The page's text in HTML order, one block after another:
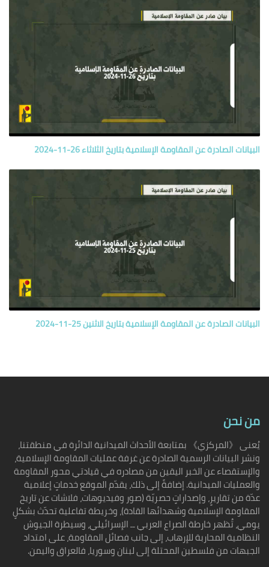
البيانات الصادرة عن المقاومة الإسلامية بتاريخ الثلاثاء 26-11-2024
البيانات الصادرة عن المقاومة الإسلامية بتاريخ الاثنين 25-11-2024
من نحن
يُعنى 《المركزي》 بمتابعة الأحداث الميدانية الدائرة في منطقتنا،
ونشر البيانات الرسمية الصادرة عن غرفة عمليات المقاومة الإسلامية،
والإستقصاء عن الخبر اليقين من مصادره في قيادتي محور المقاومة
والعمليات الميدانية. إضافةً إلى ذلك، يقدّم الموقع خدماتٍ إعلامية
عدّة من تقاريرٍ، وإصداراتٍ حصريّة (صور وفيديوهات، فلاشات عن تاريخ
المقاومة الإسلامية وشهدائها القادة)، وخريطة تفاعلية تحدّث بشكلٍ
يومي، تُظهر خارطة الصراع العربي ــ الإسرائيلي، وسيطرة الجيوش
النظامية المحاربة للإرهاب، إلى جانب فصائل المقاومة، على امتداد
الجبهات من فلسطين المحتلة إلى لبنان وسوريا، فالعراق واليمن.